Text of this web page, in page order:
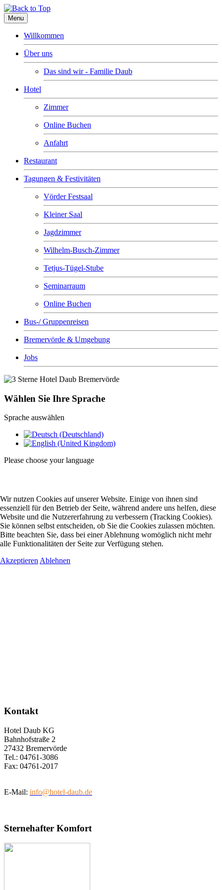
Menu
Willkommen
Über uns
Das sind wir - Familie Daub
Hotel
Zimmer
Online Buchen
Anfahrt
Restaurant
Tagungen & Festivitäten
Vörder Festsaal
Kleiner Saal
Jagdzimmer
Wilhelm-Busch-Zimmer
Tetjus-Tügel-Stube
Seminarraum
Online Buchen
Bus-/ Gruppenreisen
Bremervörde & Umgebung
Jobs
Wählen Sie Ihre Sprache
Sprache auswählen
Please choose your language
Kontakt
Hotel Daub KG
Bahnhofstraße 2
27432 Bremervörde
Tel.: 04761-3086
Fax: 04761-2017
E-Mail: info@hotel-daub.de
Sternehafter Komfort
Wir nutzen Cookies auf unserer Website. Einige von ihnen sind
essenziell für den Betrieb der Seite, während andere uns helfen, diese
Website und die Nutzererfahrung zu verbessern (Tracking Cookies).
Sie können selbst entscheiden, ob Sie die Cookies zulassen möchten.
Bitte beachten Sie, dass bei einer Ablehnung womöglich nicht mehr
alle Funktionalitäten der Seite zur Verfügung stehen.
Akzeptieren Ablehnen